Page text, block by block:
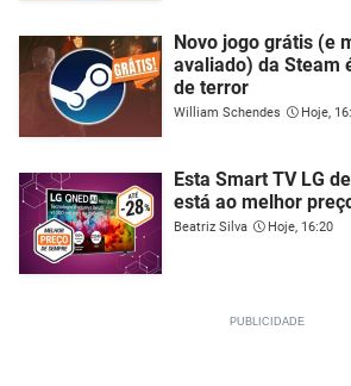
Novo jogo grátis (e
avaliado) da Steam
de terror
William Schendes Hoje,
Esta Smart TV LG
está ao melhor
Beatriz Silva Hoje, 16:20